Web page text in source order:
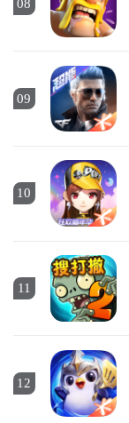
08
09
10
11
12